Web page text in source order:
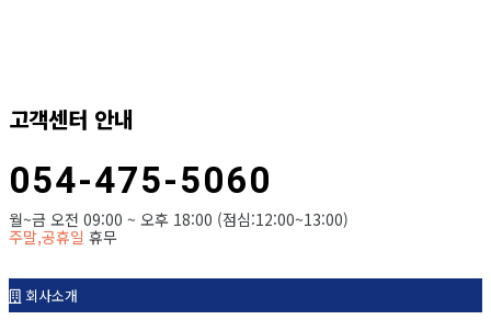
고객센터 안내
054-475-5060
월~금 오전 09:00 ~ 오후 18:00 (점심:12:00~13:00)
주말,공휴일 휴무
회사소개